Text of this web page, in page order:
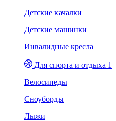
Детские качалки
Детские машинки
Инвалидные кресла
Для спорта и отдыха 1
Велосипеды
Сноуборды
Лыжи